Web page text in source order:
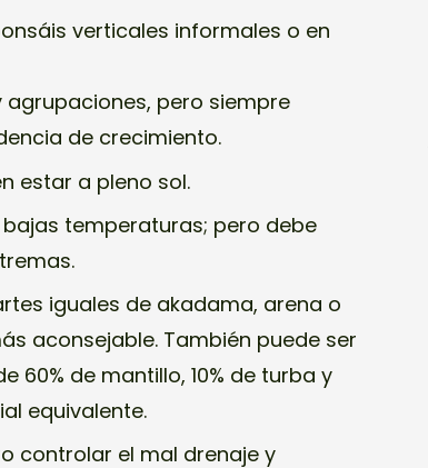
verticales informales o en
pero siempre
de crecimiento.
estar a pleno sol.
bajas temperaturas; pero debe
iguales de akadama, arena o
aconsejable. También puede ser
60% de mantillo, 10% de turba y
equivalente.
controlar el mal drenaje y